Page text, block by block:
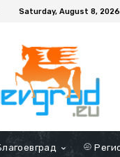
Saturday, August 8, 2026